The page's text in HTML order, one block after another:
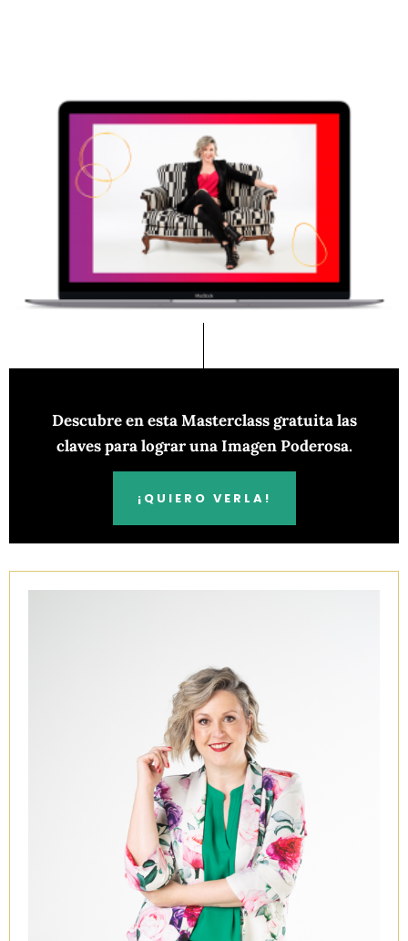
Descubre en esta Masterclass gratuita las
claves para lograr una Imagen Poderosa.
¡QUIERO VERLA!